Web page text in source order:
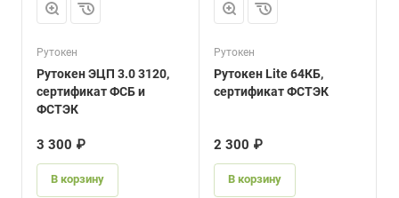
Рутокен
Рутокен ЭЦП 3.0 3120,
сертификат ФСБ и
ФСТЭК
3 300 ₽
В корзину
Рутокен
Рутокен Lite 64КБ,
сертификат ФСТЭК
2 300 ₽
В корзину